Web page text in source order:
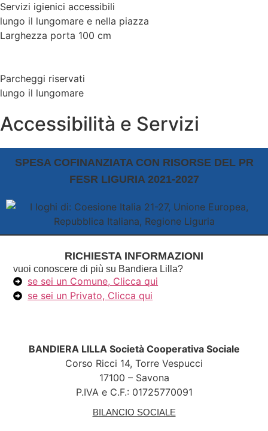
Servizi igienici accessibili
lungo il lungomare e nella piazza
Larghezza porta 100 cm
Parcheggi riservati
lungo il lungomare
Accessibilità e Servizi
SPESA COFINANZIATA CON RISORSE DEL PR
FESR LIGURIA 2021-2027
RICHIESTA INFORMAZIONI
vuoi conoscere di più su Bandiera Lilla?
se sei un Comune, Clicca qui
se sei un Privato, Clicca qui
BANDIERA LILLA Società Cooperativa Sociale
Corso Ricci 14, Torre Vespucci
17100 – Savona
P.IVA e C.F.: 01725770091
BILANCIO SOCIALE